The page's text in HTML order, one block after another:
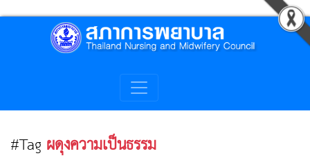
#Tag ผดุงความเป็นธรรม